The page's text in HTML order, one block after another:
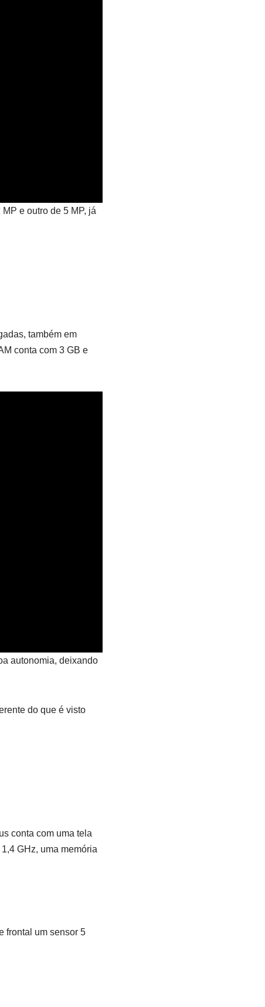
e outro de 5 MP, já
também em
conta com 3 GB e
autonomia, deixando
do que é visto
conta com uma tela
GHz, uma memória
frontal um sensor 5